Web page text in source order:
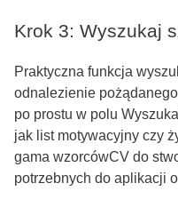
Krok 3: Wyszukaj
Praktyczna funkcja
odnalezienie
po prostu w polu
jak list motywacyjny czy
gama wzorcówCV do
potrzebnych do aplikacji